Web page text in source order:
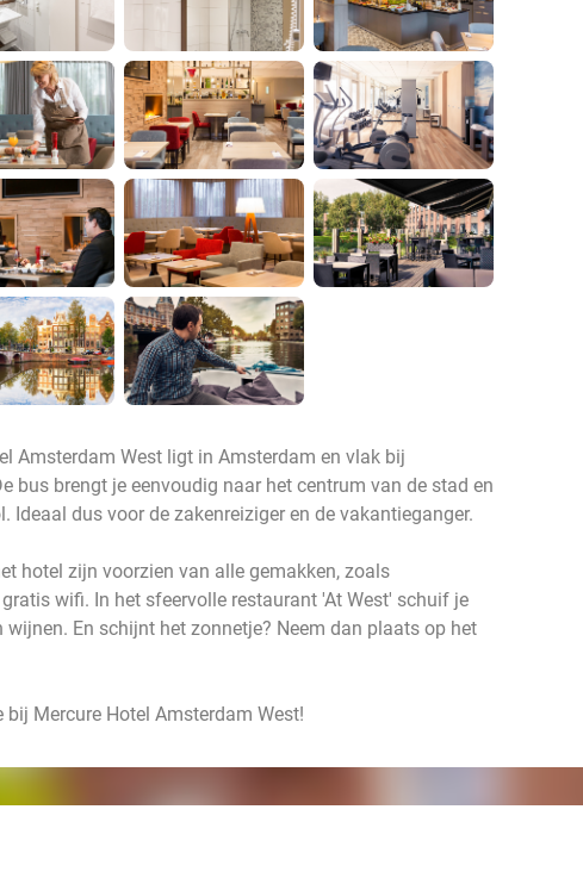
Amsterdam West ligt in Amsterdam en vlak bij
bus brengt je eenvoudig naar het centrum van de stad en
Ideaal dus voor de zakenreiziger en de vakantieganger.
hotel zijn voorzien van alle gemakken, zoals
wifi. In het sfeervolle restaurant 'At West' schuif je
wijnen. En schijnt het zonnetje? Neem dan plaats op het
Mercure Hotel Amsterdam West!